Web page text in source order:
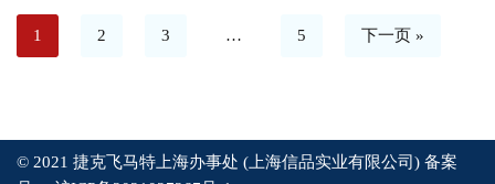
1 2 3 … 5 下一页 »
© 2021 捷克飞马特上海办事处 (上海信品实业有限公司) 备案